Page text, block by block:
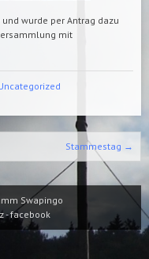
wurde per Antrag dazu
mit
Stammestag →
Swapingo
-facebook